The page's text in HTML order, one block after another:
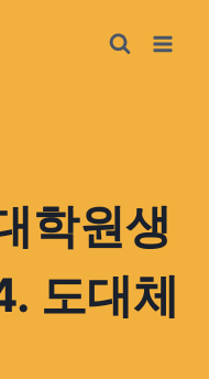
학원생
도대체